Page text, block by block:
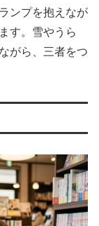
ンプを抱えなが
す。雪やうら
がら、三者をつ